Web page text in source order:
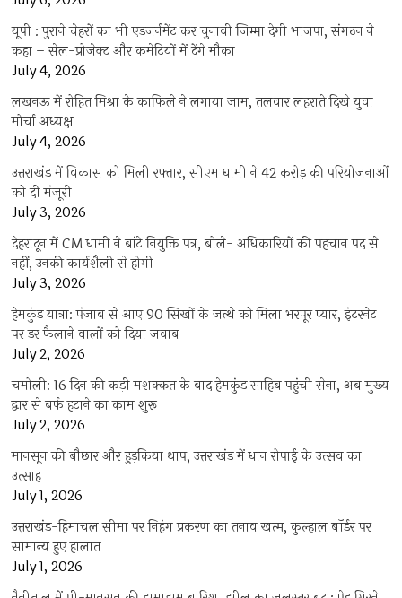
यूपी : पुराने चेहरों का भी एडजर्नमेंट कर चुनावी जिम्मा देगी भाजपा, संगठन ने
कहा – सेल-प्रोजेक्ट और कमेटियों में देंगे मौका
July 4, 2026
लखनऊ में रोहित मिश्रा के काफिले ने लगाया जाम, तलवार लहराते दिखे युवा
मोर्चा अध्यक्ष
July 4, 2026
उत्तराखंड में विकास को मिली रफ्तार, सीएम धामी ने 42 करोड़ की परियोजनाओं
को दी मंजूरी
July 3, 2026
देहरादून में CM धामी ने बांटे नियुक्ति पत्र, बोले- अधिकारियों की पहचान पद से
नहीं, उनकी कार्यशैली से होगी
July 3, 2026
हेमकुंड यात्रा: पंजाब से आए 90 सिखों के जत्थे को मिला भरपूर प्यार, इंटरनेट
पर डर फैलाने वालों को दिया जवाब
July 2, 2026
चमोली: 16 दिन की कड़ी मशक्कत के बाद हेमकुंड साहिब पहुंची सेना, अब मुख्य
द्वार से बर्फ हटाने का काम शुरू
July 2, 2026
मानसून की बौछार और हुड़किया थाप, उत्तराखंड में धान रोपाई के उत्सव का
उत्साह
July 1, 2026
उत्तराखंड-हिमाचल सीमा पर निहंग प्रकरण का तनाव खत्म, कुल्हाल बॉर्डर पर
सामान्य हुए हालात
July 1, 2026